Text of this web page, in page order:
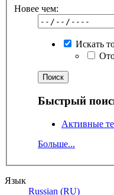
Новее чем:
Искать
Быстрый
Активные
Больше...
Язык
Russian (RU)